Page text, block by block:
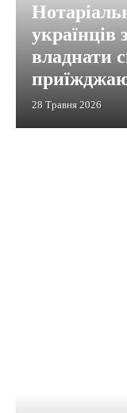
українців
владнати
28 Травня 2026